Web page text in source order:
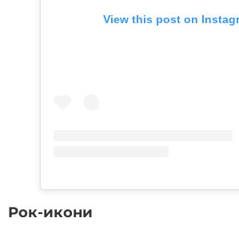
View this post on
Рок-икони